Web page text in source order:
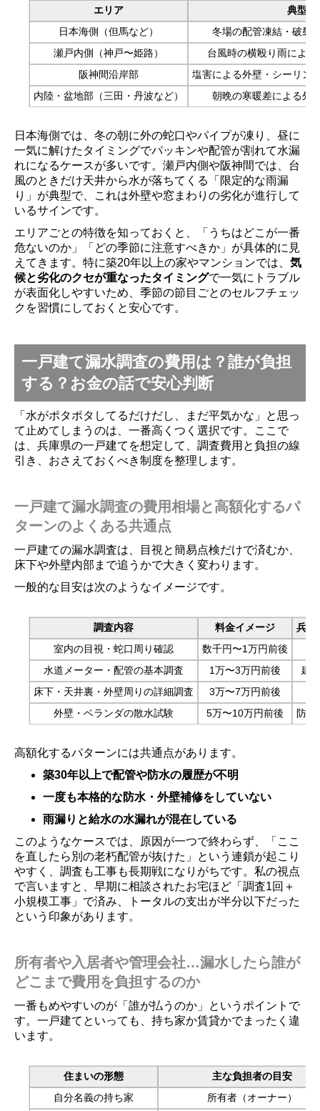
エリア
典型的
日本海側（但馬など）
冬場の配管凍結・破裂
瀬戸内側（神戸〜姫路）
台風時の横殴り雨によ
阪神間沿岸部
塩害による外壁・シーリン
内陸・盆地部（三田・丹波など）
朝晩の寒暖差による外
日本海側では、冬の朝に外の蛇口やパイプが凍り、昼に
一気に解けたタイミングでパッキンや配管が割れて水漏
れになるケースが多いです。瀬戸内側や阪神間では、台
風のときだけ天井から水が落ちてくる「限定的な雨漏
り」が典型で、これは外壁や窓まわりの劣化が進行して
いるサインです。
エリアごとの特徴を知っておくと、「うちはどこが一番
危ないのか」「どの季節に注意すべきか」が具体的に見
えてきます。特に築20年以上の家やマンションでは、 気
候と劣化のクセが重なったタイミングで一気にトラブル
が表面化しやすいため、季節の節目ごとのセルフチェッ
クを習慣にしておくと安心です。
一戸建て漏水調査の費用は？誰が負担
する？お金の話で安心判断
「水がポタポタしてるだけだし、まだ平気かな」と思っ
て止めてしまうのは、一番高くつく選択です。ここで
は、兵庫県の一戸建てを想定して、調査費用と負担の線
引き、おさえておくべき制度を整理します。
一戸建て漏水調査の費用相場と高額化するパ
ターンのよくある共通点
一戸建ての漏水調査は、目視と簡易点検だけで済むか、
床下や外壁内部まで追うかで大きく変わります。
一般的な目安は次のようなイメージです。
調査内容 料金イメージ
兵庫
室内の目視・蛇口周り確認
数千円〜1万円前後
水道メーター・配管の基本調査
1万〜3万円前後
建
床下・天井裏・外壁周りの詳細調査
3万〜7万円前後
外壁・ベランダの散水試験
5万〜10万円前後 防水
高額化するパターンには共通点があります。
築30年以上で配管や防水の履歴が不明
一度も本格的な防水・外壁補修をしていない
雨漏りと給水の水漏れが混在している
このようなケースでは、原因が一つで終わらず、「ここ
を直したら別の老朽配管が抜けた」という連鎖が起こり
やすく、調査も工事も長期戦になりがちです。私の視点
で言いますと、早期に相談されたお宅ほど「調査1回＋
小規模工事」で済み、トータルの支出が半分以下だった
という印象があります。
所有者や入居者や管理会社…漏水したら誰が
どこまで費用を負担するのか
一番もめやすいのが「誰が払うのか」というポイントで
す。一戸建てといっても、持ち家か賃貸かでまったく違
います。
住まいの形態
主な負担者の目安
自分名義の持ち家
所有者（オーナー）